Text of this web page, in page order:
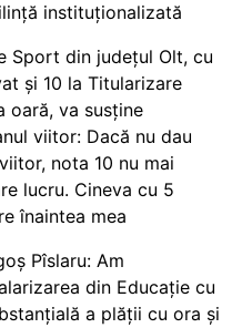
instituționalizată
Sport din județul Olt, cu
și 10 la Titularizare
oară, va susține
viitor: Dacă nu dau
nota 10 nu mai
lucru. Cineva cu 5
înaintea mea
Pîslaru: Am
din Educație cu
a plății cu ora și